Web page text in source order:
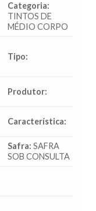
Categoria:
TINTOS DE
MÉDIO CORPO
Tipo:
Produtor:
Característica:
Safra: SAFRA
SOB CONSULTA